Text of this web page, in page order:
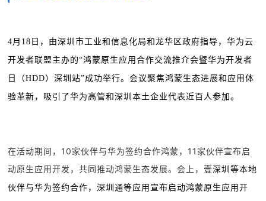
4月18日，由深圳市工业和信息化局和龙华区政府指导，华为云
开发者联盟主办的“鸿蒙原生应用合作交流推介会暨华为开发者
日（HDD）深圳站”成功举行。会议聚焦鸿蒙生态进展和应用体
验革新，吸引了华为高管和深圳本土企业代表近百人参加 。
在活动期间，10家伙伴与华为签约合作鸿蒙，11家伙伴宣布启
动原生应用开发，共同推动鸿蒙生态发展。会上，
壹深圳等本地
伙伴与华为签约合作，深圳通等应用宣布启动鸿蒙原生应用开